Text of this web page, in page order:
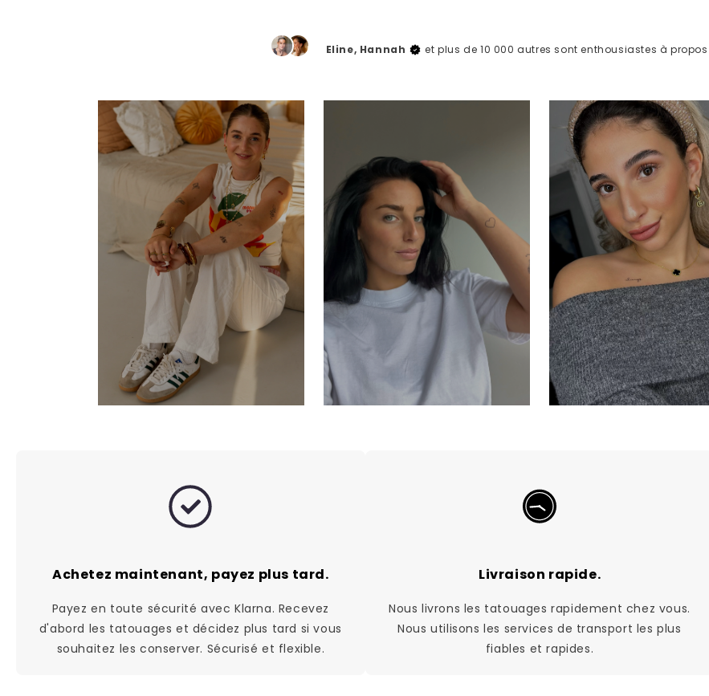
Eline, Hannah et plus de 10 000 autres sont enthousiastes à
Achetez maintenant, payez plus tard.
Payez en toute sécurité avec Klarna. Recevez
d'abord les tatouages et décidez plus tard si vous
souhaitez les conserver. Sécurisé et flexible.
Livraison rapide.
Nous livrons les tatouages rapidement chez vous.
Nous utilisons les services de transport les plus
fiables et rapides.
50% OFF YOUR FIRST
ORDER
Just leave your email address..
Email
claim discount